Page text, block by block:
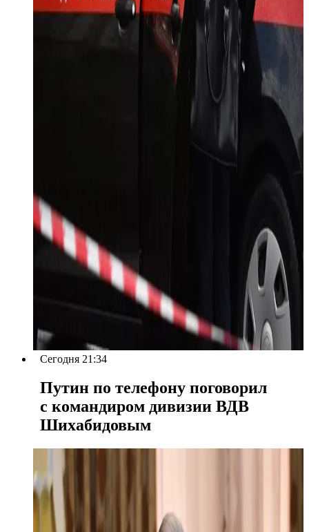
Сегодня 21:34
Путин по телефону поговорил
с командиром дивизии ВДВ
Шихабидовым